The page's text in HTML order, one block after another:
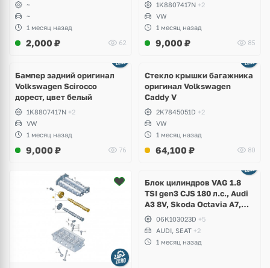
~
~
1 месяц назад
2,000 ₽ 62
1K8807417N +2
VW
1 месяц назад
9,000 ₽ 85
Бампер задний оригинал
Volkswagen Scirocco
дорест, цвет белый
1K8807417N +2
VW
1 месяц назад
9,000 ₽ 76
Стекло крышки багажника
оригинал Volkswagen
Caddy V
2K7845051D +2
VW
1 месяц назад
64,100 ₽ 80
2 фото
Блок цилиндров VAG 1.8
TSI gen3 CJS 180 л.с., Audi
A3 8V, Skoda Octavia A7,
Superb, Volkswagen Passat
B8, Golf VII Alltrack, Seat
Leon
06K103023D +5
AUDI, SEAT +2
1 месяц назад